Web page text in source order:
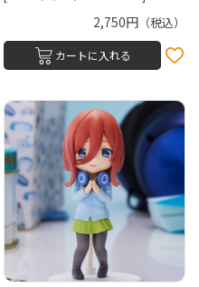
2,750円 （税込）
カートに入れる